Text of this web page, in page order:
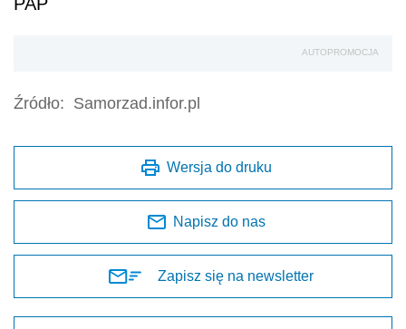
PAP
AUTOPROMOCJA
Źródło: Samorzad.infor.pl
Wersja do druku
Napisz do nas
Zapisz się na newsletter